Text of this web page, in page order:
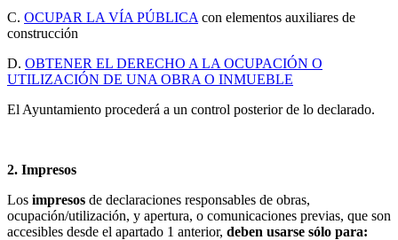
C. OCUPAR LA VÍA PÚBLICA con elementos auxiliares de
construcción
D. OBTENER EL DERECHO A LA OCUPACIÓN O
UTILIZACIÓN DE UNA OBRA O INMUEBLE
El Ayuntamiento procederá a un control posterior de lo declarado.
2. Impresos
Los impresos de declaraciones responsables de obras,
ocupación/utilización, y apertura, o comunicaciones previas, que son
accesibles desde el apartado 1 anterior, deben usarse sólo para: